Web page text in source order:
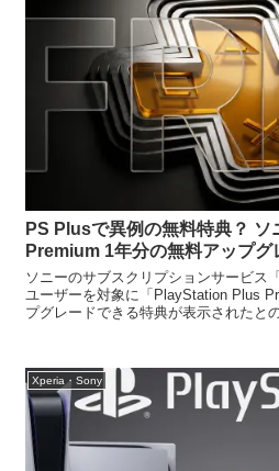
PS Plusで異例の無料特典？ ソ
Premium 1年分の無料アップグ
ソニーのサブスクリプションサービス
ユーザーを対象に「PlayStation Plus
プグレードできる特典が表示されたと
Xperia・Sony